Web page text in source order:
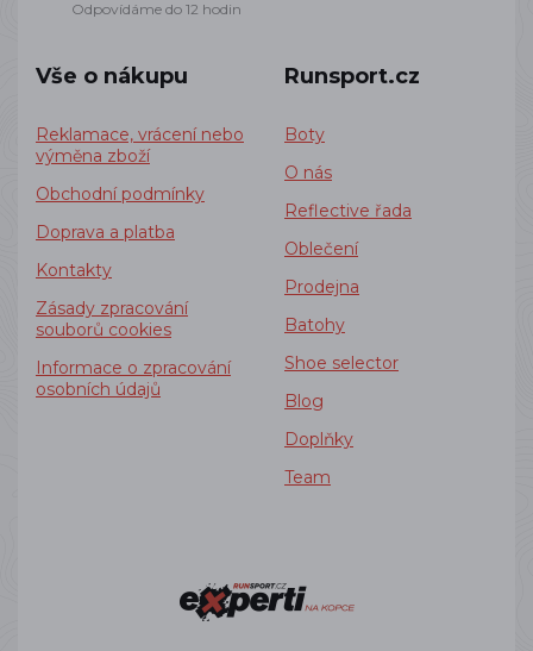
Odpovídáme do 12 hodin
Vše o nákupu
Reklamace, vrácení nebo
výměna zboží
Obchodní podmínky
Doprava a platba
Kontakty
Zásady zpracování
souborů cookies
Informace o zpracování
osobních údajů
Runsport.cz
Boty
O nás
Reflective řada
Oblečení
Prodejna
Batohy
Shoe selector
Blog
Doplňky
Team